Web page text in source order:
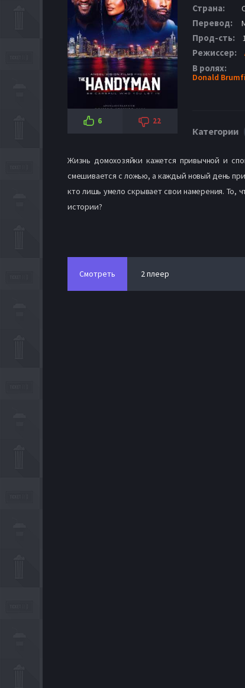
6 22
Страна:
Перевод:
Прод-сть:
Режиссер:
В ролях:
Donald
Категории
Жизнь домохозяйки кажется привычной и
смешивается с ложью, а каждый новый день
кто лишь умело скрывает свои намерения. То,
истории?
Смотреть 2 плеер